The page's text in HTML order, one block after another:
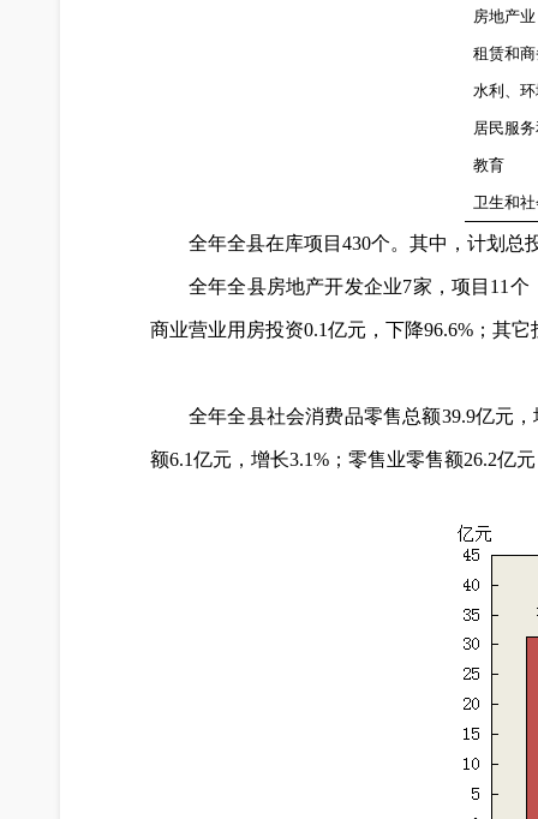
房地产业
租赁和
水利、
居民服
教育
卫生和
全年全县在库项目430个。其中，计划总
全年全县房地产开发企业7家，项目11个
商业营业用房投资0.1亿元，下降96.6%；其
全年全县社会消费品零售总额39.9亿元
额6.1亿元，增长3.1%；零售业零售额26.2亿